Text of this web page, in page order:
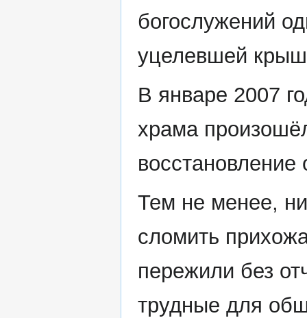
богослужений
уцелевшей
В январе 2007
храма
Тем не менее,
сломить
пережили без
трудные для